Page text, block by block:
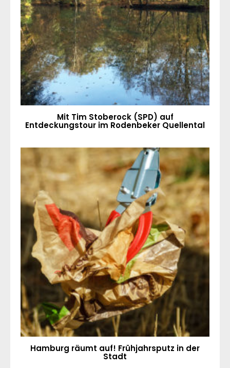
Mit Tim Stoberock (SPD) auf
Entdeckungstour im Rodenbeker Quellental
Hamburg räumt auf! Frühjahrsputz in der
Stadt